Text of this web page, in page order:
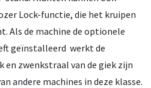
Lock-functie, die het kruipen
Als de machine de optionele
geïnstalleerd werkt de
en zwenkstraal van de giek zijn
andere machines in deze klasse.